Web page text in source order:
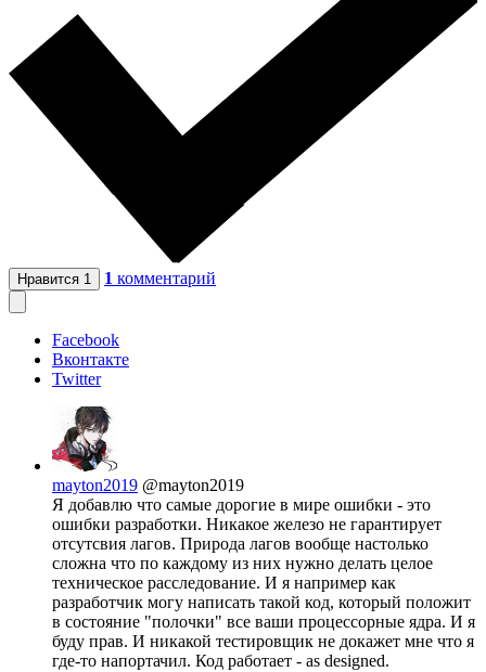
Нравится 1 1 комментарий
Facebook
Вконтакте
Twitter
mayton2019 @mayton2019
Я добавлю что самые дорогие в мире ошибки - это
ошибки разработки. Никакое железо не гарантирует
отсутсвия лагов. Природа лагов вообще настолько
сложна что по каждому из них нужно делать целое
техническое расследование. И я например как
разработчик могу написать такой код, который положит
в состояние "полочки" все ваши процессорные ядра. И я
буду прав. И никакой тестировщик не докажет мне что я
где-то напортачил. Код работает - as designed.